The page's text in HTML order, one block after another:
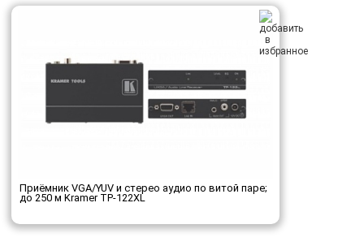
Приёмник VGA/YUV и стерео аудио по витой паре;
до 250 м Kramer TP-122XL